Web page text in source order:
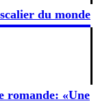
du monde
romande: «Une